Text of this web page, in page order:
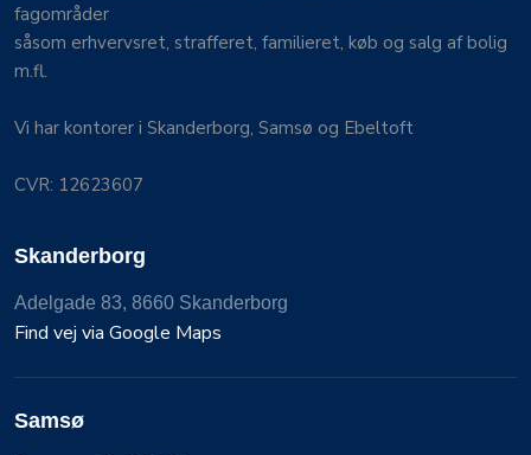
fagområder
såsom erhvervsret, strafferet, familieret, køb og salg af bolig
m.fl.
Vi har kontorer i Skand​erborg, Sam​sø og Ebeltoft
CVR: 12623607
Skanderborg
Adelgade​ 83, 8660 Ska​nderb​org
Find vej via Google Maps
Samsø